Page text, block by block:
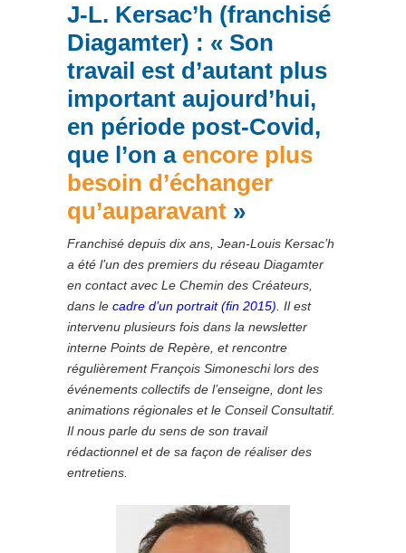
J-L. Kersac’h (franchisé
Diagamter) : « Son
travail est d’autant plus
important aujourd’hui,
en période post-Covid,
que l’on a encore plus
besoin d’échanger
qu’auparavant »
Franchisé depuis dix ans, Jean-Louis Kersac’h
a été l’un des premiers du réseau Diagamter
en contact avec Le Chemin des Créateurs,
dans le cadre d’un portrait (fin 2015). Il est
intervenu plusieurs fois dans la newsletter
interne Points de Repère, et rencontre
régulièrement François Simoneschi lors des
événements collectifs de l’enseigne, dont les
animations régionales et le Conseil Consultatif.
Il nous parle du sens de son travail
rédactionnel et de sa façon de réaliser des
entretiens.